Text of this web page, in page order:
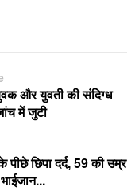
और युवती की संदिग्ध
में जुटी
छिपा दर्द, 59 की उम्र